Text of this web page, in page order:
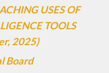
USES OF
TOOLS
2025)
Board